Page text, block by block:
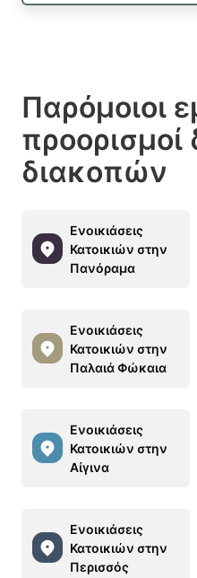
Παρόμοιοι
προορισμοί
διακοπών
Ενοικιάσεις
Κατοικιών στην
Πανόραμα
Ενοικιάσεις
Κατοικιών στην
Παλαιά Φώκαια
Ενοικιάσεις
Κατοικιών στην
Αίγινα
Ενοικιάσεις
Κατοικιών στην
Περισσός